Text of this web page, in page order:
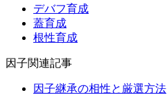
デバフ育成
蓋育成
根性育成
因子関連記事
因子継承の相性と厳選方法